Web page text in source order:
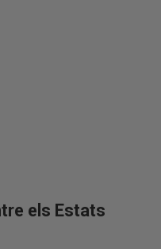
els Estats